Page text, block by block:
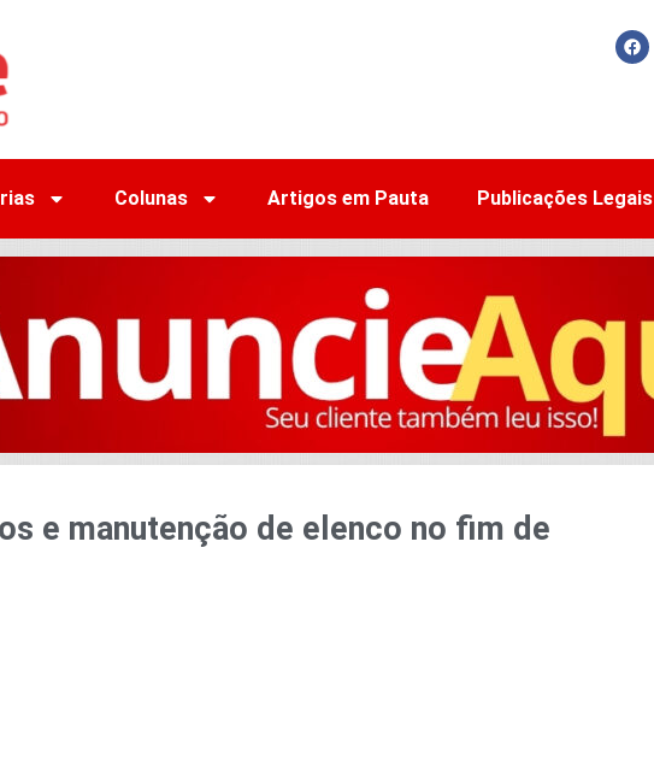
Colunas Artigos em Pauta Publicações Legais
e manutenção de elenco no fim de